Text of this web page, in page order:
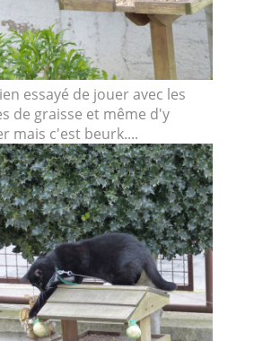
essayé de jouer avec les
de graisse et même d'y
mais c'est beurk....